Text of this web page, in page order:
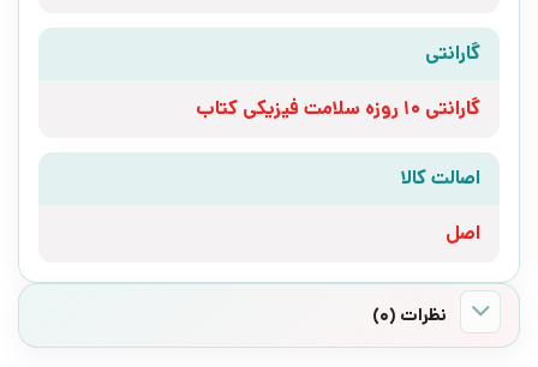
گارانتی
گارانتی 10 روزه سلامت فیزیکی کتاب
اصالت کالا
اصل
نظرات (0)